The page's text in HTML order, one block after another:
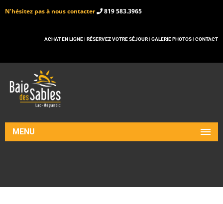
N’hésitez pas à nous contacter 819 583.3965
ACHAT EN LIGNE | RÉSERVEZ VOTRE SÉJOUR | GALERIE PHOTOS | CONTACT
MENU